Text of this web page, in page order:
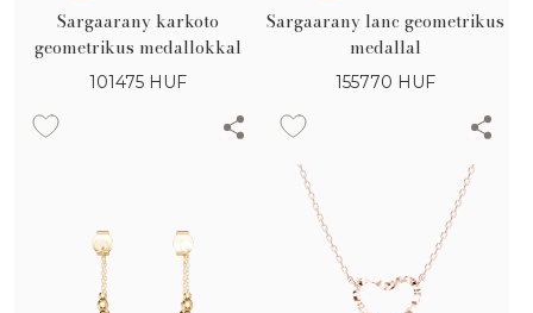
Sargaarany karkoto
geometrikus medallokkal
101475 HUF
Sargaarany lanc geometrikus
medallal
155770 HUF